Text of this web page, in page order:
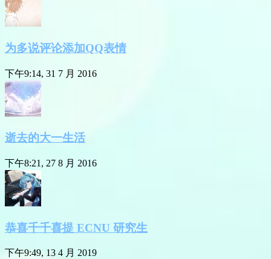
为多说评论添加QQ表情
下午9:14, 31 7 月 2016
逝去的大一生活
下午8:21, 27 8 月 2016
恭喜千千喜提 ECNU 研究生
下午9:49, 13 4 月 2019